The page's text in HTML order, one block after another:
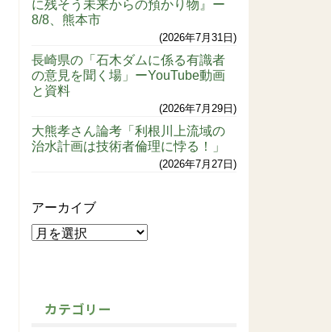
に残そう未来からの預かり物』ー
8/8、熊本市
2026年7月31日
長崎県の「石木ダムに係る有識者
の意見を聞く場」ーYouTube動画
と資料
2026年7月29日
大熊孝さん論考「利根川上流域の
治水計画は技術者倫理に悖る！」
2026年7月27日
アーカイブ
カテゴリー